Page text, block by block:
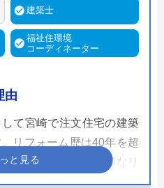
建築士
福祉住環境
コーディネーター
由
て宮崎で注文住宅の建築
リフォーム歴は40年を超
ウハウを武器に最適なリ
くれます。担当窓口は見